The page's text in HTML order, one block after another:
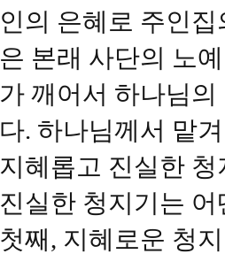
인의 은혜로 주인
은 본래 사단의 노
가 깨어서 하나님
다. 하나님께서 맡
지혜롭고 진실한
진실한 청지기는
첫째, 지혜로운 청